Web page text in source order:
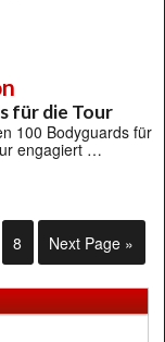
für die Tour
100 Bodyguards für
engagiert …
8 Next Page »